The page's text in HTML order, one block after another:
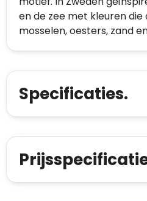
en de zee met kleuren die
mosselen, oesters, zand
Specificaties.